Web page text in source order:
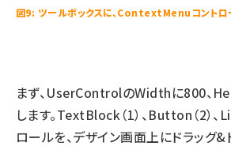
図9: ツールボックスに、ContextMenuコントロ
まず、UserControlのWidthに800、
します。TextBlock（1）、Button（2）、
ロールを、デザイン画面上にドラッグ&